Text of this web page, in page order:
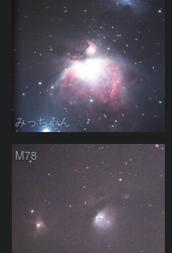
みっちゃん
M78